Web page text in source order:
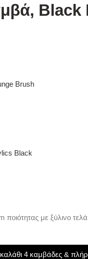
Black
Brush
Black
με ξύλινο
4 καμβάδες &